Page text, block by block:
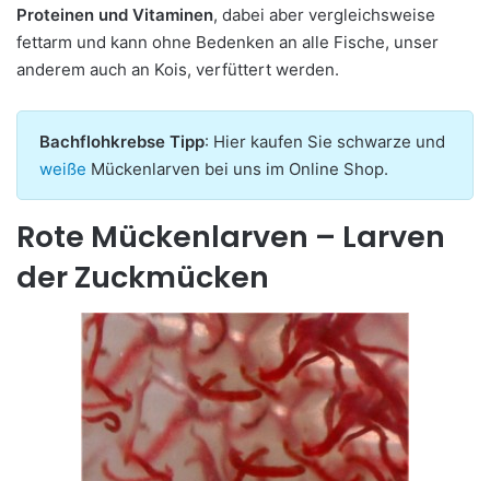
Proteinen und Vitaminen, dabei aber vergleichsweise
fettarm und kann ohne Bedenken an alle Fische, unser
anderem auch an Kois, verfüttert werden.
Bachflohkrebse Tipp: Hier kaufen Sie schwarze und
weiße Mückenlarven bei uns im Online Shop.
Rote Mückenlarven – Larven
der Zuckmücken